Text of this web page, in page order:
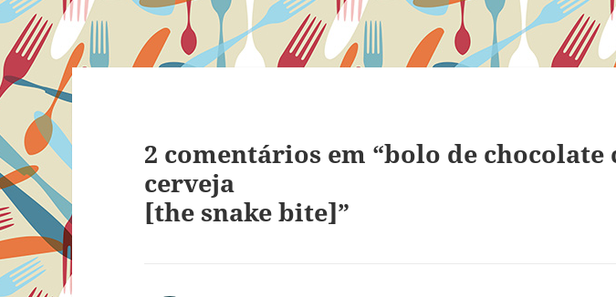
2 comentários em “bolo de chocolate
cerveja
[the snake bite]”